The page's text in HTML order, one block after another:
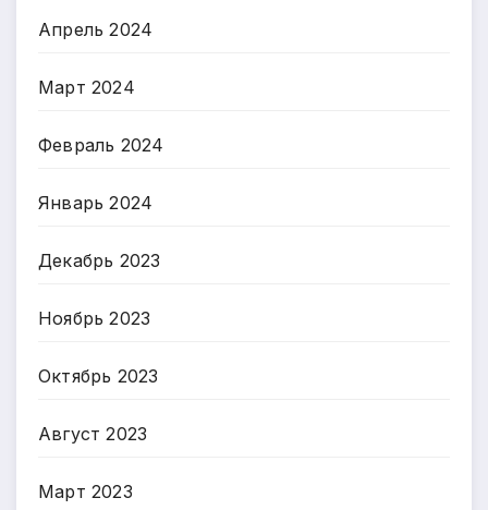
Апрель 2024
Март 2024
Февраль 2024
Январь 2024
Декабрь 2023
Ноябрь 2023
Октябрь 2023
Август 2023
Март 2023